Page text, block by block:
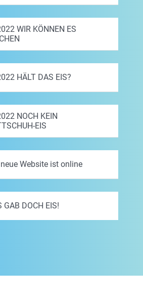
WIR KÖNNEN ES
14.12.2022 HÄLT DAS EIS?
NOCH KEIN
EIS
Website ist online
GAB DOCH EIS!